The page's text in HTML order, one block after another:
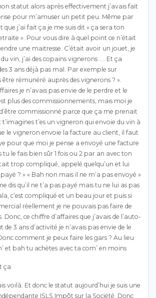
statut alors après effectivement j’avais fait
pour m’amuser un petit peu. Même par
j’ai fait ça je me suis dit « ça sera ton
». Pour vous dire à quel point ce n’était
une maitresse. C’était avoir un jouet, je
vin, j’ai des copains vignerons …. Et ça
3 ans déjà pas mal. Par exemple sur
rémunéré auprès des vignerons ? ».
je n’avais pas envie de le perdre et le
plus des commissionnements, mais moi je
commissionné parce que ça me prenait
t’es un vigneron qui envoie du vin à
le vigneron envoie la facture au client, il faut
pour que moi je pense a envoyé une facture
le fais bien sûr 1 fois ou 2 par an avec ton
trop compliqué, appelé quelqu’un et lui
? » « Bah non mais il ne m’a pas envoyé »
dis qu’il ne t’a pas payé mais tu ne lui as pas
c’est compliqué et un beau jour et puis si
réellement je ne pouvais pas faire de
Donc, ce chiffre d’affaires que j’avais de l’auto-
3 ans d’activité je n’avais pas envie de le
comment je peux faire les gars ? Au lieu
et bah tu achètes avec ta com’ en moins
ça.
voilà. Et donc le statut aujourd’hui je suis une
ISLS Impôt sur la Société. Donc